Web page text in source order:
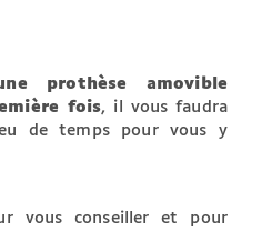
prothèse amovible
fois, il vous faudra
de temps pour vous y
vous conseiller et pour